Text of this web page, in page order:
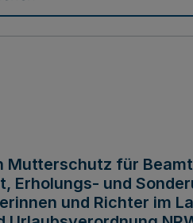
Mutterschutz für
Erholungs- und
und Richter im